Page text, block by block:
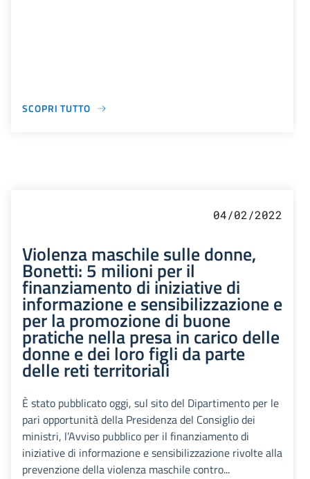
SCOPRI TUTTO
04/02/2022
Violenza maschile sulle donne,
Bonetti: 5 milioni per il
finanziamento di iniziative di
informazione e sensibilizzazione e
per la promozione di buone
pratiche nella presa in carico delle
donne e dei loro figli da parte
delle reti territoriali
È stato pubblicato oggi, sul sito del Dipartimento per le
pari opportunità della Presidenza del Consiglio dei
ministri, l’Avviso pubblico per il finanziamento di
iniziative di informazione e sensibilizzazione rivolte alla
prevenzione della violenza maschile contro...